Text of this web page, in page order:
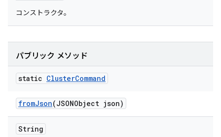
コンストラクタ。
パブリック メソッド
static ClusterCommand
fromJson(JSONObject json)
String